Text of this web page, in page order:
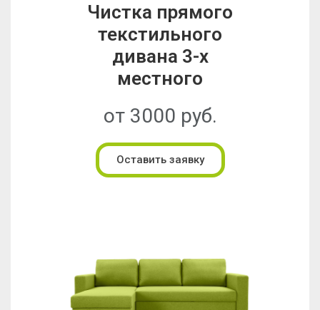
Чистка прямого
текстильного
дивана 3-х
местного
от 3000 руб.
Оставить заявку